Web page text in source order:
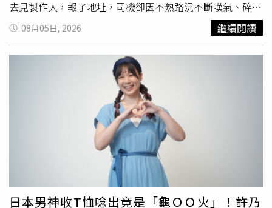
眾惶恐，疫苗更是「一劑難求」，慈濟基於「救人、搶救生
命」的悲心決定採購疫苗。在政府的支持下，本會與台積
電、鴻海/永齡基金會三方合作，共同捐購1500萬劑（本會
捐購500萬劑）BNT疫苗，全數捐贈全民施打，慈濟並提供
靜思堂作為施打場域。當時的採購背景：疫情嚴峻與疫苗採
購困難：2021年正值COVID-19疫情嚴峻之際，當時世界各
國都發生疫苗缺貨、人心惶惶，各家採購疫苗簽署「保密條
款」，無法得知台積電與鴻海實際購買價。當時疫苗在台灣
普遍報價每劑42美金以上。為爭取黃金時間，本會採購條件
要求「必須與台積電、鴻海同時間交貨」，鈺達報價為每劑
41美金(含疫苗、冷鏈及服務費)，總價2.05億美金。嚴格的
契約保障：為了守護十方善款，本會在合約中明定鈺達公司
必須「如期、如質、如數」交貨且「不能追加預算」，最終
慈濟也確實如期收到500萬劑疫苗，並全數捐由政府統籌安
去見製作人，報了地址，司機卻因不熟路況不斷嘆氣、碎
念，明明車上有面板跟手機卻不願導航，司機最後在半路上
嗆聲「妳下車，我不想載了」，讓她瞬間火大，理智線斷
裂，「為什麼要受這個委屈？確定安全後我就把會的三字經
全部罵回去，下車時超級用力摔他的車門！」也因為這次驚
悚經驗，讓她從此不敢在路邊隨手招計程車。不只對外脾氣
火爆，她笑稱過去跟老公歐陽倫吵架也是「極度炸裂」，曾
脫口大罵「關你屁事」讓對方傷透心，但兩人有共識「吵架
一定要當天解決」，把內心話講開。如今身為公眾人物有了
包袱，她笑說現在已經「以和為貴」，只能把這股爆發力轉
移到角色上。老公歐陽倫今年4月進行開顱手術，切除腦瘤
後，提到對方復原近況，她透露歐陽倫目前狀態良好，日常
生活都沒問題，也可以搭飛機，只是受限於腦壓，不能從事
跑馬拉松或潛水等劇烈運動。經歷這場大病後，歐陽倫對人
08月05日, 2026 繼續閱讀
日本男神收T恤唸出竟是「龜ＯＯ火」！許乃